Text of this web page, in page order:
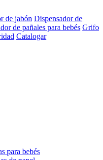
de jabón Dispensador de
de pañales para bebés Grifo
Catalogar
para bebés